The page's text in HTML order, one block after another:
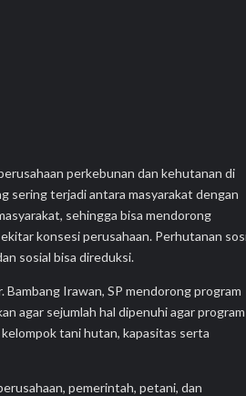
perkebunan dan kehutanan di
sering terjadi antara masyarakat dengan
sehingga bisa mendorong
konsesi perusahaan. Perhutanan
sosial bisa direduksi.
Irawan, SP mendorong program
agar sejumlah hal dipenuhi agar program
tani hutan, kapasitas serta
pemerintah, petani, dan